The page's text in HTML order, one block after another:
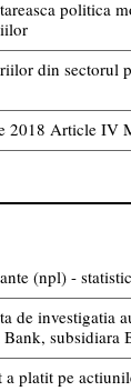
politica
din sectorul
2018 Article IV
(npl) -
de investigatia
subsidiara
platit pe